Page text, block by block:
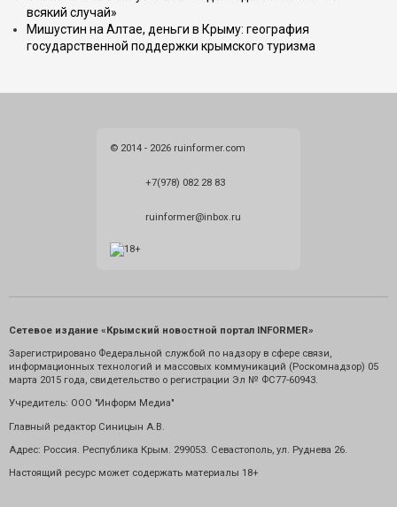
всякий случай»
Мишустин на Алтае, деньги в Крыму: география
государственной поддержки крымского туризма
© 2014 - 2026 ruinformer.com
+7(978) 082 28 83
ruinformer@inbox.ru
Сетевое издание «Крымский новостной портал INFORMER»
Зарегистрировано Федеральной службой по надзору в сфере связи,
информационных технологий и массовых коммуникаций (Роскомнадзор) 05
марта 2015 года, свидетельство о регистрации Эл № ФС77-60943.
Учредитель: ООО "Информ Медиа"
Главный редактор Синицын А.В.
Адрес: Россия. Республика Крым. 299053. Севастополь, ул. Руднева 26.
Настоящий ресурс может содержать материалы 18+